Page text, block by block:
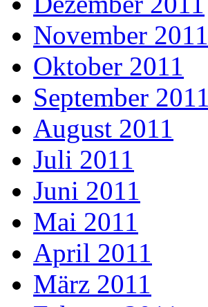
November 2011
Oktober 2011
September 2011
August 2011
Juli 2011
Juni 2011
Mai 2011
April 2011
März 2011